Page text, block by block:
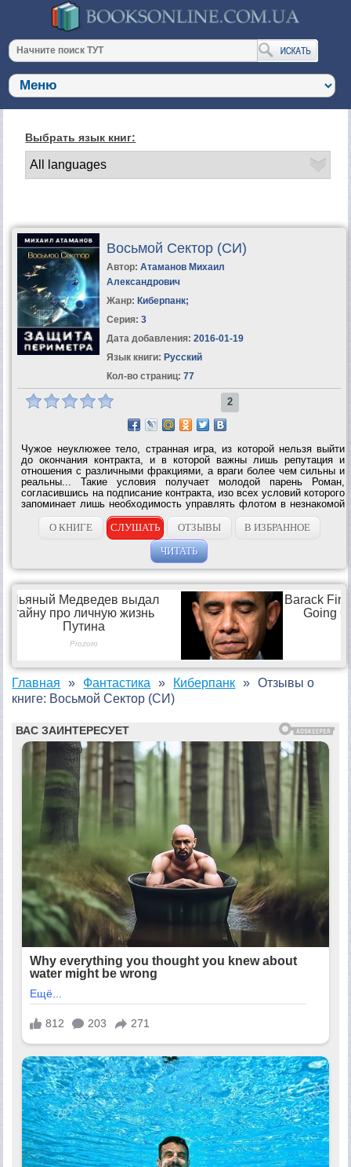
Выбрать язык книг:
Восьмой Сектор (СИ)
Автор: Атаманов Михаил
Александрович
Жанр: Киберпанк;
Серия: 3
Дата добавления: 2016-01-19
Язык книги: Русский
Кол-во страниц: 77
2
Чужое неуклюжее тело, странная игра, из которой нельзя выйти
до окончания контракта, и в которой важны лишь репутация и
отношения с различными фракциями, а враги более чем сильны и
реальны... Такие условия получает молодой парень Роман,
согласившись на подписание контракта, изо всех условий которого
запоминает лишь необходимость управлять флотом в незнакомой
игре, задачу продержаться полгода и необходимость сохранять
тайну...О КНИГЕ СЛУШАТЬ ОТЗЫВЫ
В ИЗБРАННОЕ
ЧИТАТЬ
Главная Фантастика Киберпанк
Отзывы о
книге: Восьмой Сектор (СИ)